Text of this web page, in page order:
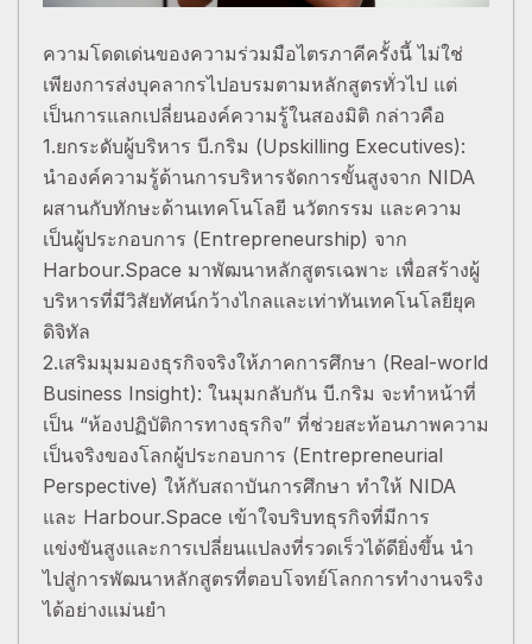
ความโดดเด่นของความร่วมมือไตรภาคีครั้งนี้ ไม่ใช่
เพียงการส่งบุคลากรไปอบรมตามหลักสูตรทั่วไป แต่
เป็นการแลกเปลี่ยนองค์ความรู้ในสองมิติ กล่าวคือ
1.ยกระดับผู้บริหาร บี.กริม (Upskilling Executives):
นำองค์ความรู้ด้านการบริหารจัดการขั้นสูงจาก NIDA
ผสานกับทักษะด้านเทคโนโลยี นวัตกรรม และความ
เป็นผู้ประกอบการ (Entrepreneurship) จาก
Harbour.Space มาพัฒนาหลักสูตรเฉพาะ เพื่อสร้างผู้
บริหารที่มีวิสัยทัศน์กว้างไกลและเท่าทันเทคโนโลยียุค
ดิจิทัล
2.เสริมมุมมองธุรกิจจริงให้ภาคการศึกษา (Real-world
Business Insight): ในมุมกลับกัน บี.กริม จะทำหน้าที่
เป็น “ห้องปฏิบัติการทางธุรกิจ” ที่ช่วยสะท้อนภาพความ
เป็นจริงของโลกผู้ประกอบการ (Entrepreneurial
Perspective) ให้กับสถาบันการศึกษา ทำให้ NIDA
และ Harbour.Space เข้าใจบริบทธุรกิจที่มีการ
แข่งขันสูงและการเปลี่ยนแปลงที่รวดเร็วได้ดียิ่งขึ้น นำ
ไปสู่การพัฒนาหลักสูตรที่ตอบโจทย์โลกการทำงานจริง
ได้อย่างแม่นยำ